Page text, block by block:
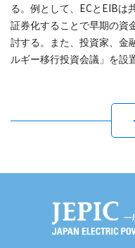
る。例として、 ECと EIBは
証券化することで早期の資
討する。また、投資家、金
ルギー移行投資会議」を設